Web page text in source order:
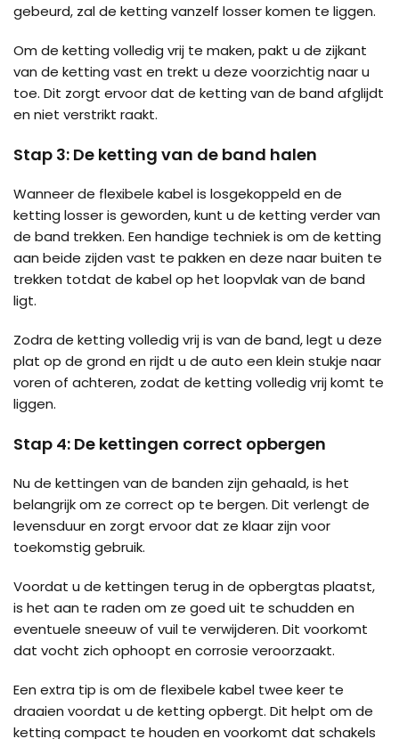
gebeurd, zal de ketting vanzelf losser komen te liggen.
Om de ketting volledig vrij te maken, pakt u de zijkant
van de ketting vast en trekt u deze voorzichtig naar u
toe. Dit zorgt ervoor dat de ketting van de band afglijdt
en niet verstrikt raakt.
Stap 3: De ketting van de band halen
Wanneer de flexibele kabel is losgekoppeld en de
ketting losser is geworden, kunt u de ketting verder van
de band trekken. Een handige techniek is om de ketting
aan beide zijden vast te pakken en deze naar buiten te
trekken totdat de kabel op het loopvlak van de band
ligt.
Zodra de ketting volledig vrij is van de band, legt u deze
plat op de grond en rijdt u de auto een klein stukje naar
voren of achteren, zodat de ketting volledig vrij komt te
liggen.
Stap 4: De kettingen correct opbergen
Nu de kettingen van de banden zijn gehaald, is het
belangrijk om ze correct op te bergen. Dit verlengt de
levensduur en zorgt ervoor dat ze klaar zijn voor
toekomstig gebruik.
Voordat u de kettingen terug in de opbergtas plaatst,
is het aan te raden om ze goed uit te schudden en
eventuele sneeuw of vuil te verwijderen. Dit voorkomt
dat vocht zich ophoopt en corrosie veroorzaakt.
Een extra tip is om de flexibele kabel twee keer te
draaien voordat u de ketting opbergt. Dit helpt om de
ketting compact te houden en voorkomt dat schakels